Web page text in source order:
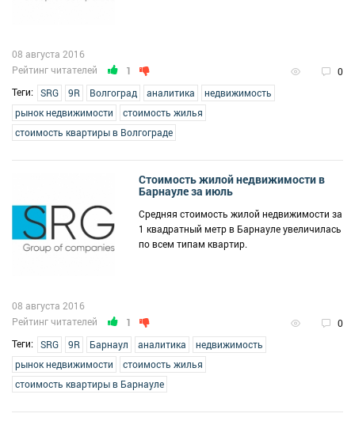
Рейтинг читателей 1 0
08 августа 2016
Теги: SRG 9R Волгоград аналитика
недвижимость
рынок недвижимости
стоимость жилья
стоимость квартиры в Волгограде
Стоимость жилой недвижимости в
Барнауле за июль
Средняя стоимость жилой недвижимости за
1 квадратный метр в Барнауле увеличилась
по всем типам квартир.
Рейтинг читателей 1 0
08 августа 2016
Теги: SRG 9R Барнаул аналитика
недвижимость
рынок недвижимости
стоимость жилья
стоимость квартиры в Барнауле